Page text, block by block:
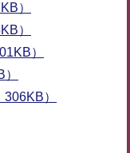
）
）
）
）